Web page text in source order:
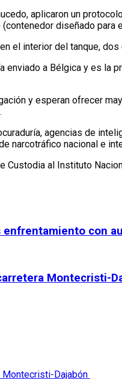
aplicaron un
diseñado
el interior del tanque,
enviado a Bélgica y es
y esperan ofrecer
agencias de
narcotráfico nacional e
Custodia al Instituto
con
Montecristi-